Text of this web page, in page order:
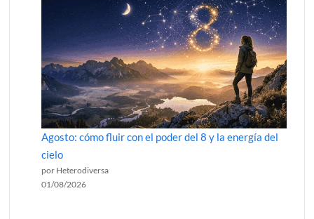
Agosto: cómo fluir con el poder del 8 y la energía del
cielo
por Heterodiversa
01/08/2026